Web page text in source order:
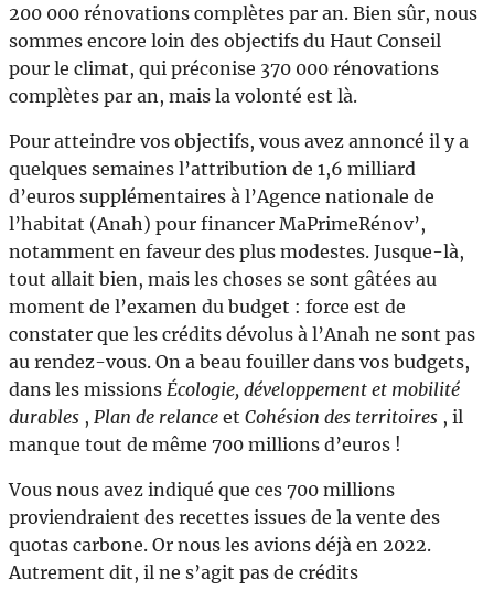
200 000 rénovations complètes par an. Bien sûr, nous
sommes encore loin des objectifs du Haut Conseil
pour le climat, qui préconise 370 000 rénovations
complètes par an, mais la volonté est là.
Pour atteindre vos objectifs, vous avez annoncé il y a
quelques semaines l’attribution de 1,6 milliard
d’euros supplémentaires à l’Agence nationale de
l’habitat (Anah) pour financer MaPrimeRénov’,
notamment en faveur des plus modestes. Jusque-là,
tout allait bien, mais les choses se sont gâtées au
moment de l’examen du budget : force est de
constater que les crédits dévolus à l’Anah ne sont pas
au rendez-vous. On a beau fouiller dans vos budgets,
dans les missions Écologie, développement et mobilité
durables , Plan de relance et Cohésion des territoires , il
manque tout de même 700 millions d’euros !
Vous nous avez indiqué que ces 700 millions
proviendraient des recettes issues de la vente des
quotas carbone. Or nous les avions déjà en 2022.
Autrement dit, il ne s’agit pas de crédits